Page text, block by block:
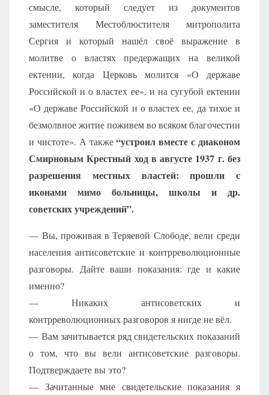
смысле, который следует из документов
заместителя Местоблюстителя митрополита
Сергия и который нашёл своё выражение в
молитве о властях предержащих на великой
ектении, когда Церковь молится «О державе
Российской и о властех ее», и на сугубой ектении
«О державе Российской и о властех ее, да тихое и
безмолвное житие поживем во всяком благочестии
и чистоте». А также“устроил вместе с диаконом
Смирновым Крестный ход в августе 1937 г. без
разрешения местных властей: прошли с
иконами мимо больницы, школы и др.
советских учреждений”.
— Вы, проживая в Теряевой Слободе, вели среди
населения антисоветские и контрреволюционные
разговоры. Дайте ваши показания: где и какие
именно?
— Никаких антисоветских и
контрреволюционных разговоров я нигде не вёл.
— Вам зачитывается ряд свидетельских показаний
о том, что вы вели антисоветские разговоры.
Подтверждаете вы это?
— Зачитанные мне свидетельские показания я